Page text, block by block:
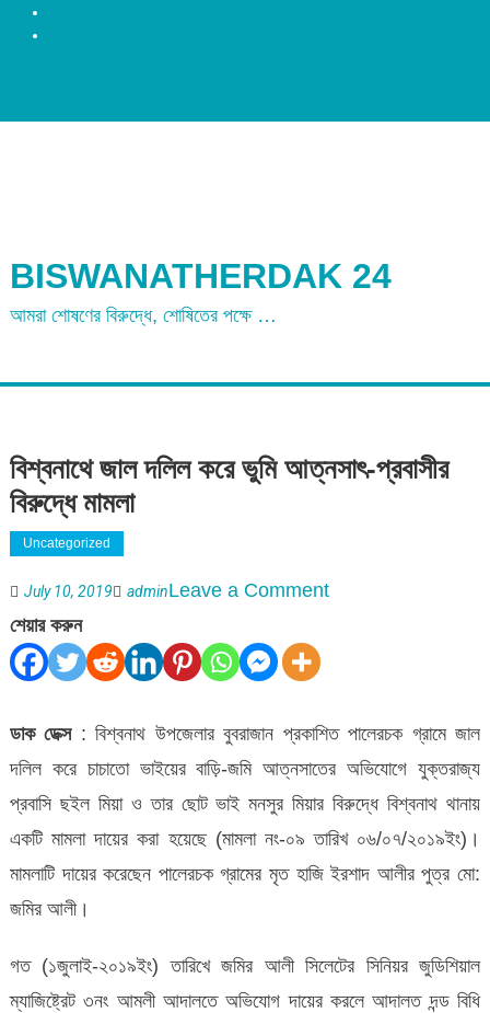
BISWANATHERDAK 24
আমরা শোষণের বিরুদ্ধে, শোষিতের পক্ষে …
বিশ্বনাথে জাল দলিল করে ভুমি আত্নসাৎ-প্রবাসীর
বিরুদ্ধে মামলা
Uncategorized
July 10, 2019 adminLeave a Commenton
করে
ভুমি
আত্নসাৎ-
প্রবাসীর
বিরুদ্ধে
শেয়ার করুন
ডাক ডেক্স: বিশ্বনাথ উপজেলার বুবরাজান প্রকাশিত পালেরচক গ্রামে জাল
দলিল করে চাচাতো ভাইয়ের বাড়ি-জমি আত্নসাতের অভিযোগে যুক্তরাজ্য
প্রবাসি ছইল মিয়া ও তার ছোট ভাই মনসুর মিয়ার বিরুদ্ধে বিশ্বনাথ থানায়
একটি মামলা দায়ের করা হয়েছে (মামলা নং-০৯ তারিখ ০৬/০৭/২০১৯ইং)।
মামলাটি দায়ের করেছেন পালেরচক গ্রামের মৃত হাজি ইরশাদ আলীর পুত্র মো:
জমির আলী।
গত (১জুলাই-২০১৯ইং) তারিখে জমির আলী সিলেটের সিনিয়র জুডিশিয়াল
ম্যাজিষ্ট্রেট ৩নং আমলী আদালতে অভিযোগ দায়ের করলে আদালত দন্ড বিধি